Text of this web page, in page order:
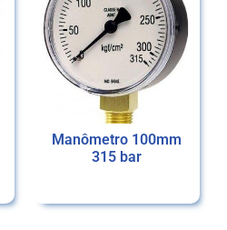
Manômetro 100mm
315 bar